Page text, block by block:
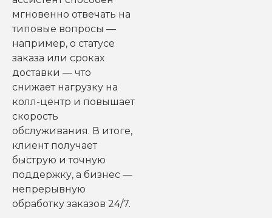
мгновенно отвечать на
типовые вопросы —
например, о статусе
заказа или сроках
доставки — что
снижает нагрузку на
колл-центр и повышает
скорость
обслуживания. В итоге,
клиент получает
быструю и точную
поддержку, а бизнес —
непрерывную
обработку заказов 24/7.